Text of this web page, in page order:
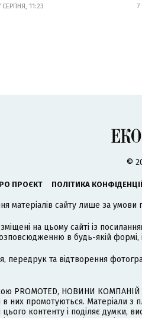
СЕРПНЯ, 11:23 7
©
ПРОЄКТ ПОЛІТИКА
матеріалів сайту лише за
на цьому сайті із
в будь-якій формі,
передрук та відтворення
PROMOTED, НОВИНИ КОМПАНІЙ
в них промотуються.
цього контенту і поділяє думки,